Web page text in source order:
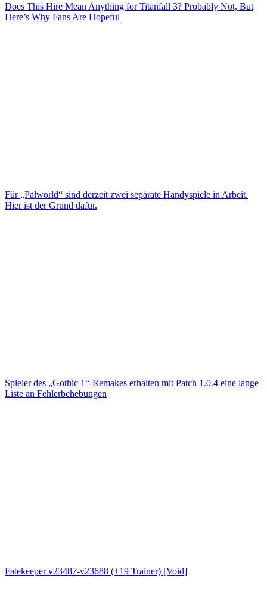
Does This Hire Mean Anything for Titanfall 3? Probably Not, But
Here’s Why Fans Are Hopeful
Für „Palworld“ sind derzeit zwei separate Handyspiele in Arbeit.
Hier ist der Grund dafür.
Spieler des „Gothic 1“-Remakes erhalten mit Patch 1.0.4 eine lange
Liste an Fehlerbehebungen
Fatekeeper v23487-v23688 (+19 Trainer) [Void]